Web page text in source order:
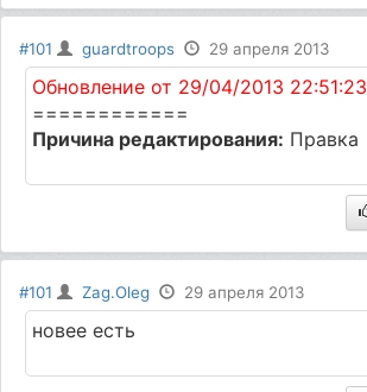
#101 guardtroops 29 апреля 2013
Обновление от 29/04/2013 22:51:23
============
Причина редактирования: Правка
#101 Zag.Oleg 29 апреля 2013
новее есть